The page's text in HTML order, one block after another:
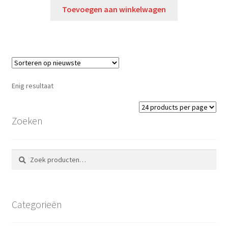
Toevoegen aan winkelwagen
Enig resultaat
Zoeken
Zoeken
naar:
Zoeken
Categorieën